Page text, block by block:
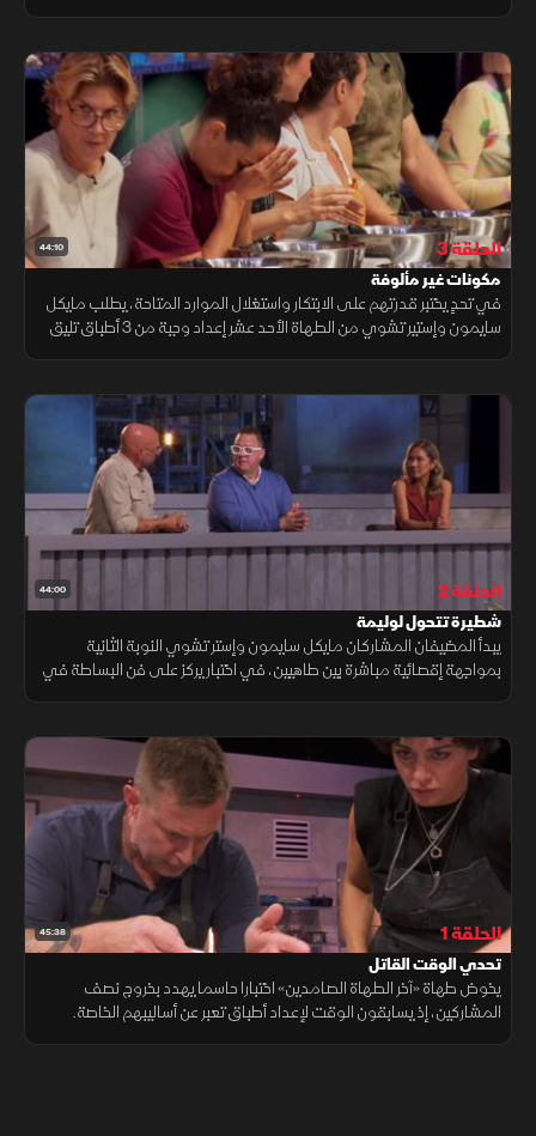
44:10 الحلقة 3
مكونات غير مألوفة
في تحدٍ يختبر قدرتهم على الابتكار واستغلال الموارد المتاحة، يطلب مايكل
سايمون وإستير تشوي من الطهاة الأحد عشر إعداد وجبة من 3 أطباق تليق
44:00 الحلقة 2
شطيرة تتحول لوليمة
يبدأ المضيفان المشاركان مايكل سايمون وإستر تشوي النوبة الثانية
بمواجهة إقصائية مباشرة بين طاهيين، في اختبار يركز على فن البساطة في
45:38 الحلقة 1
تحدي الوقت القاتل
يخوض طهاة «آخر الطهاة الصامدين» اختبارا حاسما يهدد بخروج نصف
المشاركين، إذ يسابقون الوقت لإعداد أطباق تعبر عن أساليبهم الخاصة.